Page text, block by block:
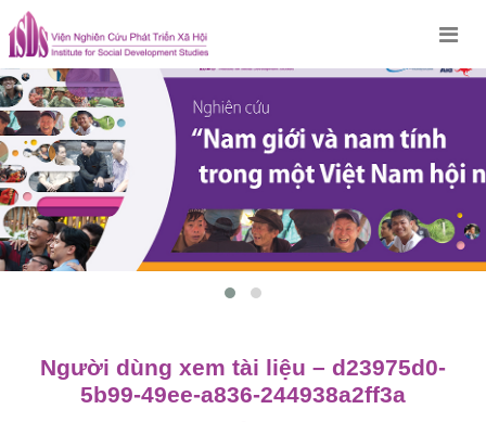
Skip
to
content
Người dùng xem tài liệu – d23975d0-
5b99-49ee-a836-244938a2ff3a